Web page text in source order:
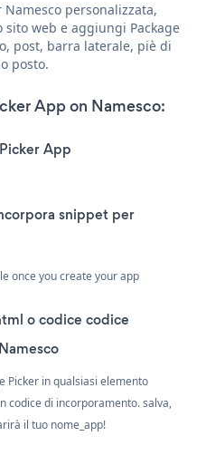
Namesco personalizzata,
web e aggiungi Package
post, barra laterale, piè di
posto.
App on Namesco:
App
snippet per
once you create your app
o codice codice
Picker in qualsiasi elemento
codice di incorporamento. salva,
il tuo nome_app!